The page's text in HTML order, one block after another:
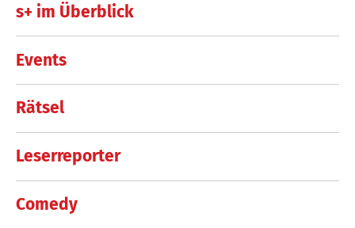
s+ im Überblick
Events
Rätsel
Leserreporter
Comedy